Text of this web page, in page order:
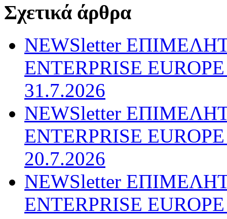
Σχετικά άρθρα
NEWSletter
ENTERPRISE
31.7.2026
NEWSletter
ENTERPRISE
20.7.2026
NEWSletter
ENTERPRISE